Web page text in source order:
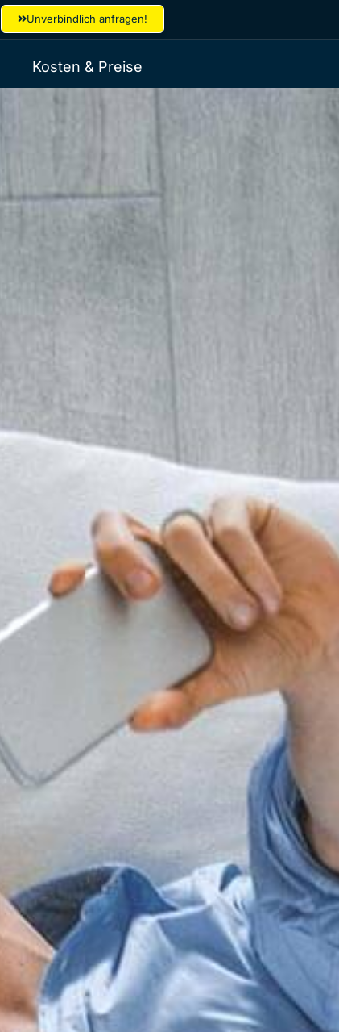
Unverbindlich anfragen!
Kosten & Preise